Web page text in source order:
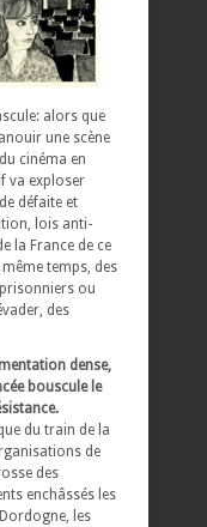
alors que
une scène
cinéma en
va exploser
défaite et
lois anti-
la France de ce
temps, des
ou
des
dense,
bouscule le
du train de la
de
des
enchâssés les
les